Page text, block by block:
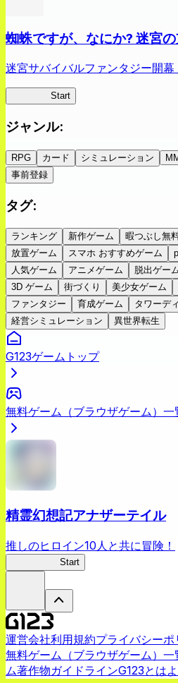
蜘蛛ですが、なにか? 迷宮
迷宮サバイバルファンタジー開幕
Start
ジャンル:
RPG カード シミュレーション
事前登録
タグ:
ランキング 新作ゲーム 暇つぶし無
放置ゲーム
スマホ おすすめゲーム
人気ゲーム
アニメゲーム 脱出ゲー
3D ゲーム
街づくり 美少女ゲーム
ファンタジー
育成ゲーム
タワーデ
経営シミュレーション
異世界転生
G123ゲームトップ
無料ゲーム（ブラウザゲーム）一
精霊幻想記アナザーテイル
推しのヒロイン10人と共に冒険！
Start
運営会社利用規約プライバシーポ
無料ゲーム（ブラウザゲーム）一
ム著作物ガイドラインG123とは